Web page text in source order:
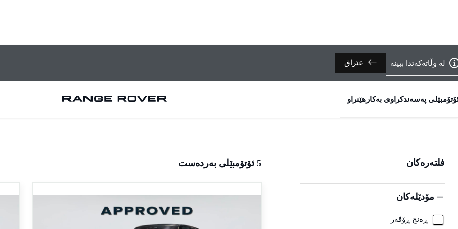
لە وڵاتەکەتدا ببینە عێراق
پەسەندکراوی بەکارهێنراو
فلتەرەکان
مۆدێلەکان
ڕەنج ڕۆڤەر
5 ئۆتۆمبێلی بەردەست